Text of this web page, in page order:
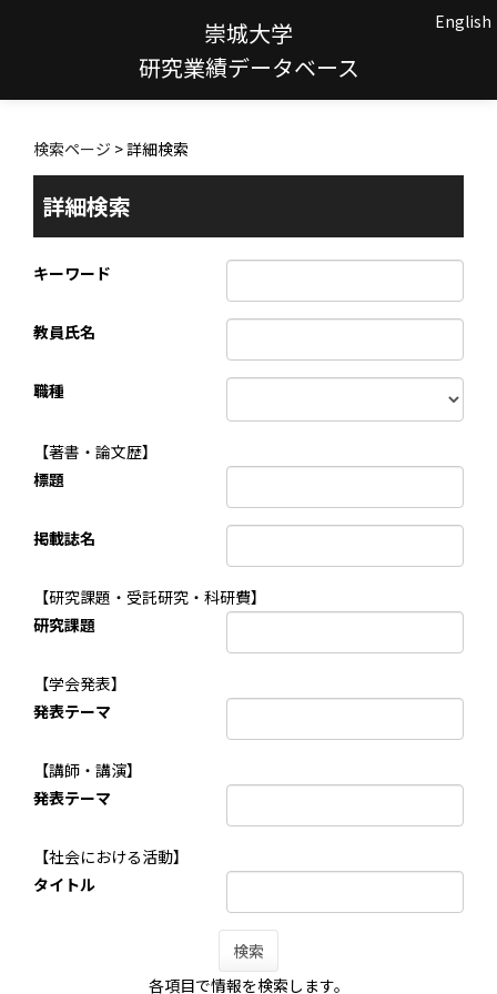
崇城大学
研究業績データベース
English
検索ページ > 詳細検索
詳細検索
キーワード
教員氏名
職種
【著書・論文歴】
標題
掲載誌名
【研究課題・受託研究・科研費】
研究課題
【学会発表】
発表テーマ
【講師・講演】
発表テーマ
【社会における活動】
タイトル
検索
各項目で情報を検索します。